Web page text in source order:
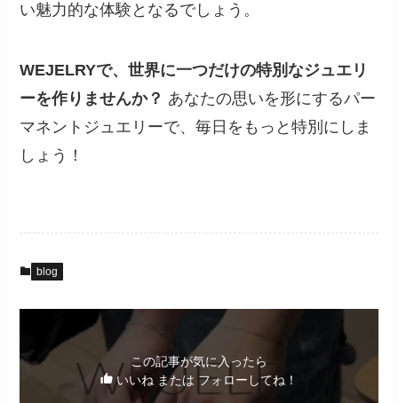
い魅力的な体験となるでしょう。
WEJELRYで、世界に一つだけの特別なジュエリ
ーを作りませんか？ あなたの思いを形にするパー
マネントジュエリーで、毎日をもっと特別にしま
しょう！
blog
この記事が気に入ったら
いいね または フォローしてね！